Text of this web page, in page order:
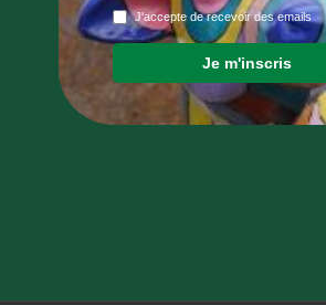
J'accepte de recevoir des emails
Je m'inscris